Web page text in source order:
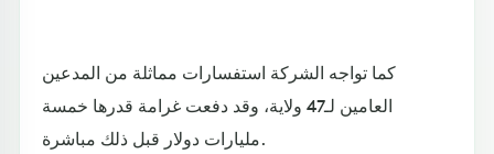
كما تواجه الشركة استفسارات مماثلة من المدعين
العامين لـ47 ولاية، وقد دفعت غرامة قدرها خمسة
مليارات دولار قبل ذلك مباشرة.